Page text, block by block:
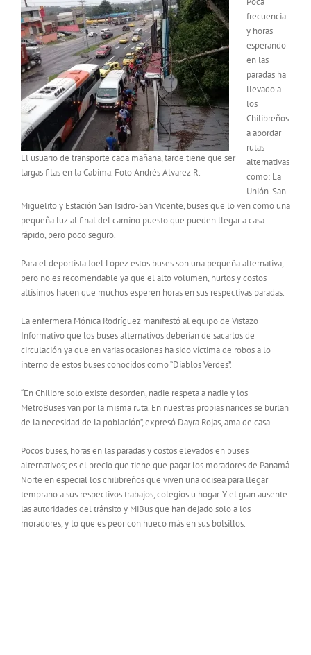
El usuario de transporte cada mañana, tarde tiene que ser
largas filas en la Cabima. Foto Andrés Alvarez R.
frecuencia
y horas
esperando
en las
paradas ha
llevado a
los
Chilibreños
a abordar
rutas
alternativas
como: La
Unión-San
Miguelito y Estación San Isidro-San Vicente, buses que lo ven como una
pequeña luz al final del camino puesto que pueden llegar a casa
rápido, pero poco seguro.
Para el deportista Joel López estos buses son una pequeña alternativa,
pero no es recomendable ya que el alto volumen, hurtos y costos
altísimos hacen que muchos esperen horas en sus respectivas paradas.
La enfermera Mónica Rodríguez manifestó al equipo de Vistazo
Informativo que los buses alternativos deberían de sacarlos de
circulación ya que en varias ocasiones ha sido víctima de robos a lo
interno de estos buses conocidos como “Diablos Verdes”.
“En Chilibre solo existe desorden, nadie respeta a nadie y los
MetroBuses van por la misma ruta. En nuestras propias narices se burlan
de la necesidad de la población”, expresó Dayra Rojas, ama de casa.
Pocos buses, horas en las paradas y costos elevados en buses
alternativos; es el precio que tiene que pagar los moradores de Panamá
Norte en especial los chilibreños que viven una odisea para llegar
temprano a sus respectivos trabajos, colegios u hogar. Y el gran ausente
las autoridades del tránsito y MiBus que han dejado solo a los
moradores, y lo que es peor con hueco más en sus bolsillos.